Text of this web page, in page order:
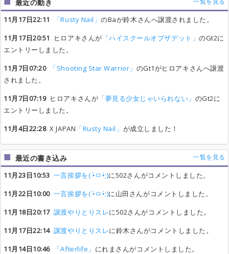
最近の動き
11月17日22:11 「Rusty Nail」のBaが鈴木さんへ譲渡されました。
11月17日20:51
ヒロアキさんが 「ハイスクールオブザデット」のGt2に
エントリーしました。
11月7日07:20
「Shooting Star Warrior」 のGt1がヒロアキさんへ譲渡
されました。
11月7日07:19ヒロアキさんが 「夢見る少女じゃいられない」 のGt2に
エントリーしました。
11月4日22:28X JAPAN 「Rusty Nail」 が成立しました！
最近の書き込み 一覧を見る
11月23日10:53 一言挨拶を( •̀ㅁ•́;)に502さんがコメントしました。
11月22日10:00 一言挨拶を( •̀ㅁ•́;)に山田さんがコメントしました。
11月18日20:17 譲渡やりとりスレに502さんがコメントしました。
11月17日22:14 譲渡やりとりスレに鈴木さんがコメントしました。
11月14日10:46
「Afterlife」 にれまさんがコメントしました。